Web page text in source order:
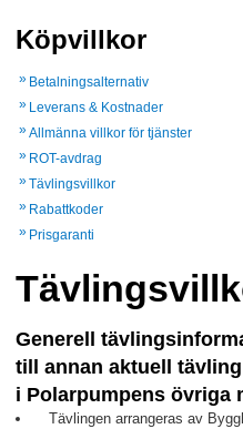
Köpvillkor
Betalningsalternativ
Leverans & Kostnader
Allmänna villkor för tjänster
ROT-avdrag
Tävlingsvillkor
Rabattkoder
Prisgaranti
Generell
till annan aktuell
i Polarpumpens övriga
Tävlingen arrangeras av